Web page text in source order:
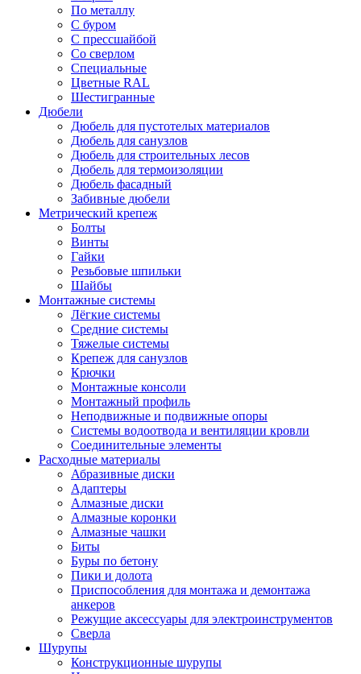
По металлу
С буром
С прессшайбой
Со сверлом
Специальные
Цветные RAL
Шестигранные
Дюбели
Дюбель для пустотелых материалов
Дюбель для санузлов
Дюбель для строительных лесов
Дюбель для термоизоляции
Дюбель фасадный
Забивные дюбели
Метрический крепеж
Болты
Винты
Гайки
Резьбовые шпильки
Шайбы
Монтажные системы
Лёгкие системы
Средние системы
Тяжелые системы
Крепеж для санузлов
Крючки
Монтажные консоли
Монтажный профиль
Неподвижные и подвижные опоры
Системы водоотвода и вентиляции кровли
Соединительные элементы
Расходные материалы
Абразивные диски
Адаптеры
Алмазные диски
Алмазные коронки
Алмазные чашки
Биты
Буры по бетону
Пики и долота
Приспособления для монтажа и демонтажа
анкеров
Режущие аксессуары для электроинструментов
Сверла
Шурупы
Конструкционные шурупы